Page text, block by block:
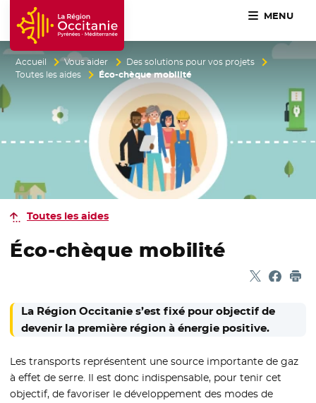
Accueil Région Occitanie / Pyrénées-Méditerranée
MENU
Accueil Vous aider
Des solutions pour vos projets
Toutes les aides
Éco-chèque mobilité
Toutes les aides
Éco-chèque mobilité
Partager
- Nouvelle
-
La Région Occitanie s’est fixé pour objectif de
devenir la première région à énergie positive.
Les transports représentent une source importante de gaz
à effet de serre. Il est donc indispensable, pour tenir cet
objectif, de favoriser le développement des modes de